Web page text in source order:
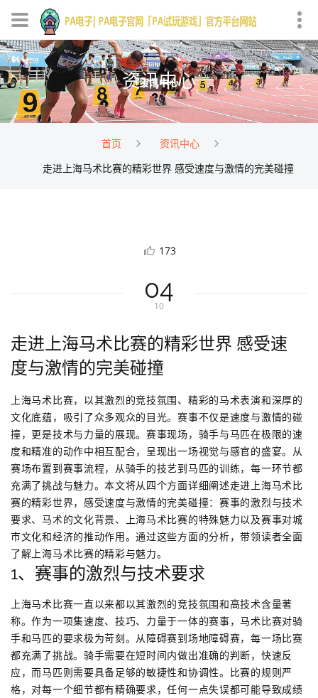
资讯中心
首页
资讯中心
走进上海马术比赛的精彩世界 感受速度与激情的完美碰撞
173
04
10
走进上海马术比赛的精彩世界 感受速
度与激情的完美碰撞
上海马术比赛，以其激烈的竞技氛围、精彩的马术表演和深厚的
文化底蕴，吸引了众多观众的目光。赛事不仅是速度与激情的碰
撞，更是技术与力量的展现。赛事现场，骑手与马匹在极限的速
度和精准的动作中相互配合，呈现出一场视觉与感官的盛宴。从
赛场布置到赛事流程，从骑手的技艺到马匹的训练，每一环节都
充满了挑战与魅力。本文将从四个方面详细阐述走进上海马术比
赛的精彩世界，感受速度与激情的完美碰撞：赛事的激烈与技术
要求、马术的文化背景、上海马术比赛的特殊魅力以及赛事对城
市文化和经济的推动作用。通过这些方面的分析，带领读者全面
了解上海马术比赛的精彩与魅力。
1、赛事的激烈与技术要求
上海马术比赛一直以来都以其激烈的竞技氛围和高技术含量著
称。作为一项集速度、技巧、力量于一体的赛事，马术比赛对骑
手和马匹的要求极为苛刻。从障碍赛到场地障碍赛，每一场比赛
都充满了挑战。骑手需要在短时间内做出准确的判断，快速反
应，而马匹则需要具备足够的敏捷性和协调性。比赛的规则严
格，对每一个细节都有精确要求，任何一点失误都可能导致成绩